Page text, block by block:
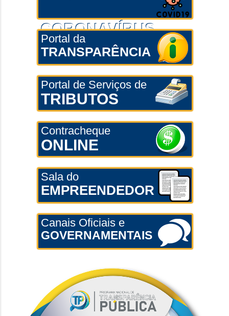
CORONAVÍRUS
Portal da
TRANSPARÊNCIA
Portal de Serviços de
TRIBUTOS
Contracheque
ONLINE
Sala do
EMPREENDEDOR
Canais Oficiais e
GOVERNAMENTAIS